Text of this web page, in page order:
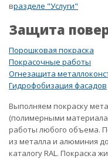
вразделе "Услуги"
Защита
Порошковая покраска
Покрасочные работы
Огнезащита
Гидрофобизация фасадов
Выполняем покраску
(полимерными
работы любого объема.
из металла и алюминия
каталогу RAL. Покраска